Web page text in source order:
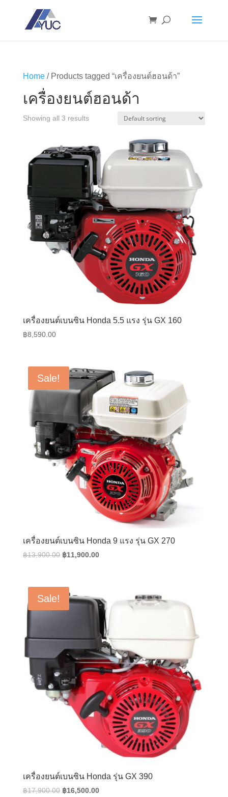
Home/ Products tagged “เครื่องยนต์ฮอนด้า”
เครื่องยนต์ฮอนด้า
Showing all 3 results
เครื่องยนต์เบนซิน Honda 5.5 แรง รุ่น GX 160
฿8,590.00
Sale!
เครื่องยนต์เบนซิน Honda 9 แรง รุ่น GX 270
฿13,900.00 Original
฿13,900.00.
฿11,900.00Current
Sale!
เครื่องยนต์เบนซิน Honda รุ่น GX 390
฿17,900.00 Original
฿16,500.00Current